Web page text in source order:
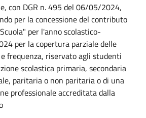
con DGR n. 495 del 06/05/2024,
per la concessione del contributo
per l'anno scolastico-
per la copertura parziale delle
frequenza, riservato agli studenti
scolastica primaria, secondaria
paritaria o non paritaria o di una
professionale accreditata dalla